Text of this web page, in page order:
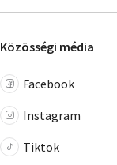
Közösségi média
Facebook
Instagram
Tiktok